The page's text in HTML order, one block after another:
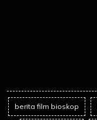
berita film bioskop